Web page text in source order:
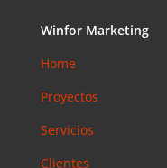
Winfor Marketing
Home
Proyectos
Servicios
Clientes